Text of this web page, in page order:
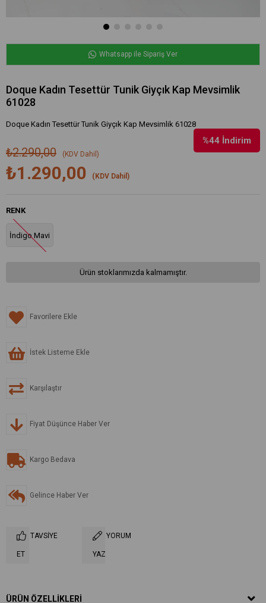
Whatsapp ile Sipariş Ver
Doque Kadın Tesettür Tunik Giyçık Kap Mevsimlik
61028
Doque Kadın Tesettür Tunik Giyçık Kap Mevsimlik 61028
%44 İndirim
₺2.290,00 (KDV Dahil)
₺1.290,00 (KDV Dahil)
RENK
İndigo Mavi
Ürün stoklarımızda kalmamıştır.
Favorilere Ekle
İstek Listeme Ekle
Karşılaştır
Fiyat Düşünce Haber Ver
Kargo Bedava
Gelince Haber Ver
TAVSIYE
ET
YORUM
YAZ
ÜRÜN ÖZELLIKLERI